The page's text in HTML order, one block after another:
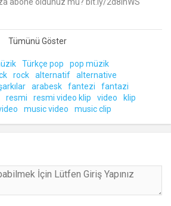
1 ay
webtvs
.web.tv
Türkçe pop
pop müzik
rock alternatif
alternative
arabesk fantezi
fantazi
resmi resmi video klip video
klip
music video music clip